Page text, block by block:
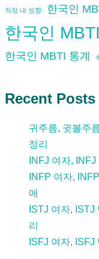
직장 내 성향 한국인
한국인
한국인 MBTI 통계
Recent Posts
귀주름, 귓볼주
정리
INFJ 여자,
INFP 여자,
애
ISTJ 여자,
리
ISFJ 여자,